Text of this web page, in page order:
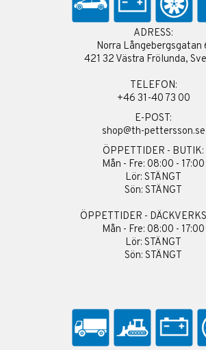
ADRESS:
Norra Långebergsgatan
421 32 Västra Frölunda,
TELEFON:
+46 31-40 73 00
E-POST:
shop@th-pettersson.se
ÖPPETTIDER - BUTIK:
Mån - Fre: 08:00 - 17:00
Lör: STÄNGT
Sön: STÄNGT
ÖPPETTIDER -
Mån - Fre: 08:00 - 17:00
Lör: STÄNGT
Sön: STÄNGT